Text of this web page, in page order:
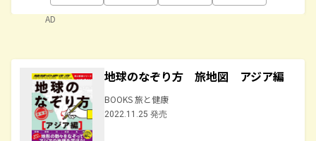
AD
地球のなぞり方 旅地図 アジア編
BOOKS 旅と健康
2022.11.25 発売